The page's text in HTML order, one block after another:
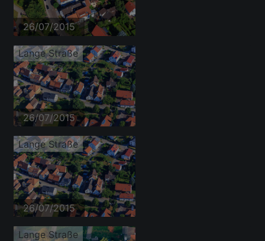
26/07/2015
Lange Straße
26/07/2015
Lange Straße
26/07/2015
Lange Straße